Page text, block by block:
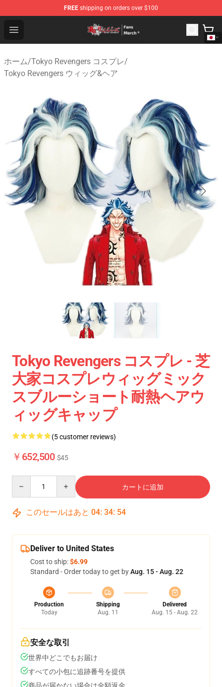
FREE shipping on orders over $100
Open menu
Tokyo Revengers Store - Official Tokyo Revengers
ホーム/Tokyo Revengers コスプレ/
Tokyo Revengers ウィッグ&ヘア
Tokyo Revengers コスプレ - 芝
大家コスプレウィッグミック
スブルーショート耐熱ヘアウ
ィッグキャップ
(5 customer reviews)
￥652,500 $45
カートに追加
このセールはあと 04: 34: 53
Deliver to United States
Cost to ship:$6.99
Standard - Order today to get byAug. 15 - Aug. 22
Production
Today
Shipping
Aug. 11
Delivered
Aug. 15 - Aug. 22
安全な取引
世界中どこでもお届け
すべての小包に追跡番号を提供